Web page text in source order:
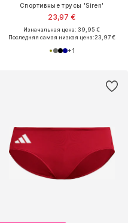
Спортивные трусы 'Siren'
23,97 €
Изначальная цена: 39,95 €
Последняя самая низкая цена:23,97 €
+1